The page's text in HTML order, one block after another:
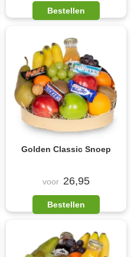
Bestellen
Golden Classic Snoep
voor 26,95
Bestellen